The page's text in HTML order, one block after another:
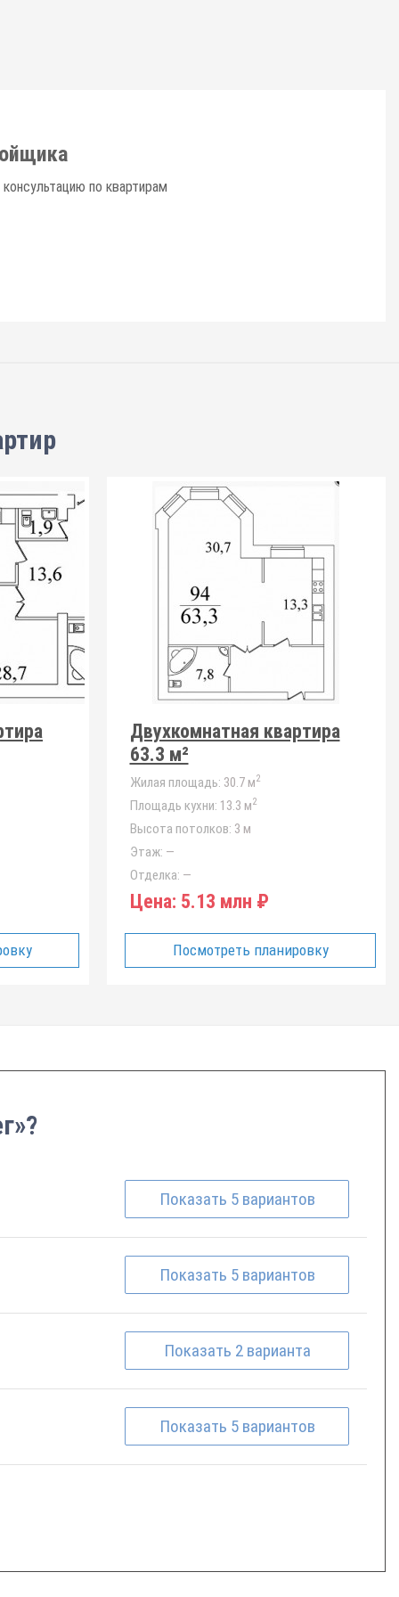
по квартирам
Двухкомнатная квартира
63.3 м²
Жилая площадь: 30.7 м2
Площадь кухни: 13.3 м2
Высота потолков: 3 м
Этаж: —
Отделка: —
Цена: 5.13 млн ₽
Посмотреть планировку
Показать 5 вариантов
Показать 5 вариантов
Показать 2 варианта
Показать 5 вариантов